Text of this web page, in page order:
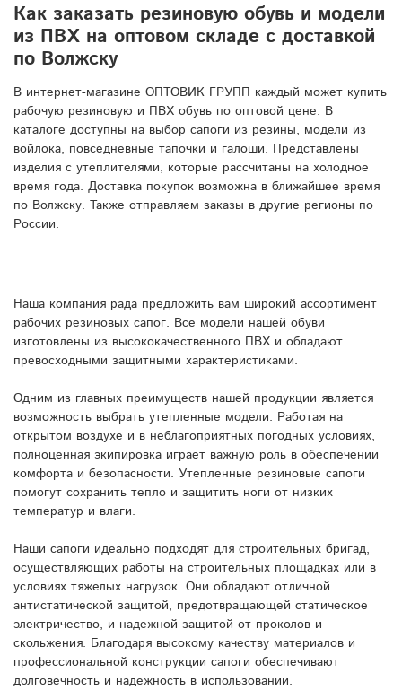
Как заказать резиновую обувь и модели
из ПВХ на оптовом складе с доставкой
по Волжску
В интернет-магазине ОПТОВИК ГРУПП каждый может купить
рабочую резиновую и ПВХ обувь по оптовой цене. В
каталоге доступны на выбор сапоги из резины, модели из
войлока, повседневные тапочки и галоши. Представлены
изделия с утеплителями, которые рассчитаны на холодное
время года. Доставка покупок возможна в ближайшее время
по Волжску. Также отправляем заказы в другие регионы по
России.
Наша компания рада предложить вам широкий ассортимент
рабочих резиновых сапог. Все модели нашей обуви
изготовлены из высококачественного ПВХ и обладают
превосходными защитными характеристиками.
Одним из главных преимуществ нашей продукции является
возможность выбрать утепленные модели. Работая на
открытом воздухе и в неблагоприятных погодных условиях,
полноценная экипировка играет важную роль в обеспечении
комфорта и безопасности. Утепленные резиновые сапоги
помогут сохранить тепло и защитить ноги от низких
температур и влаги.
Наши сапоги идеально подходят для строительных бригад,
осуществляющих работы на строительных площадках или в
условиях тяжелых нагрузок. Они обладают отличной
антистатической защитой, предотвращающей статическое
электричество, и надежной защитой от проколов и
скольжения. Благодаря высокому качеству материалов и
профессиональной конструкции сапоги обеспечивают
долговечность и надежность в использовании.